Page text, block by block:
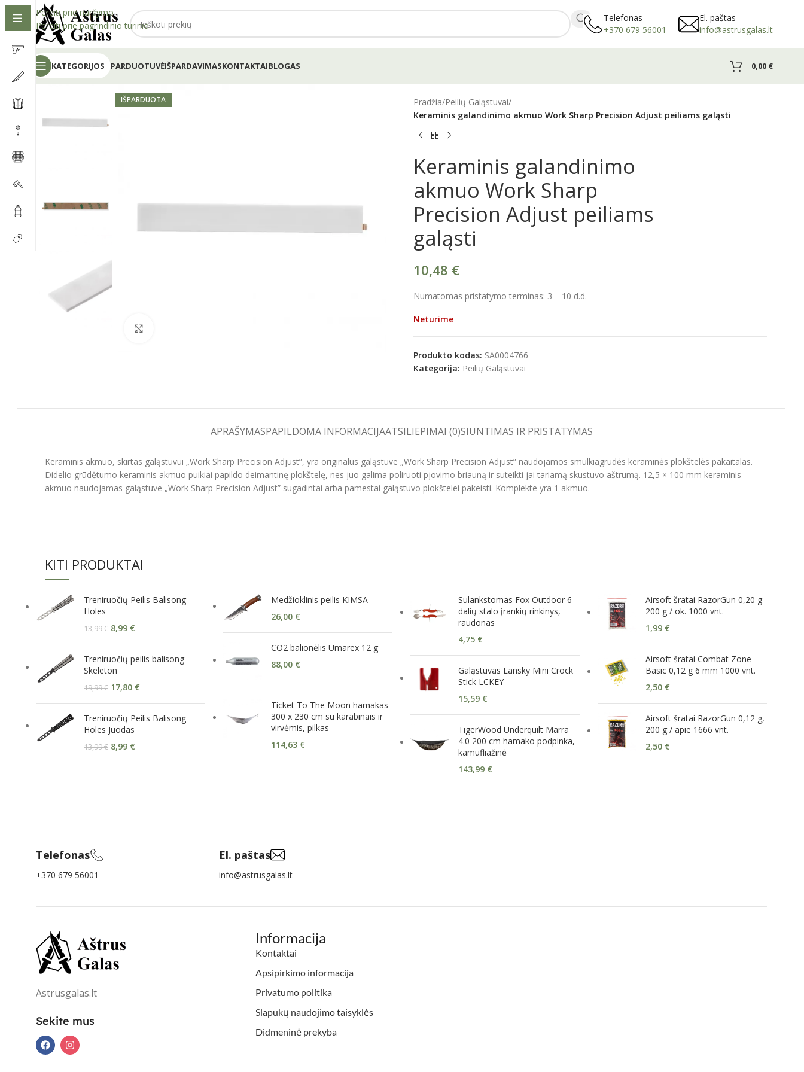
Pereiti prie naršymo
Pereiti prie pagrindinio turinio
Telefonas
+370 679 56001
El. paštas
info@astrusgalas.lt
KATEGORIJOS PARDUOTUVĖIŠPARDAVIMASKONTAKTAIBLOGAS 0,00 €
IŠPARDUOTA Pradžia/Peilių Galąstuvai/
Keraminis galandinimo akmuo Work Sharp Precision Adjust peiliams galąsti
Keraminis galandinimo
akmuo Work Sharp
Precision Adjust peiliams
galąsti
10,48 €
Numatomas pristatymo terminas: 3 – 10 d.d.
Neturime
Produkto kodas: SA0004766
Kategorija: Peilių Galąstuvai
APRAŠYMASPAPILDOMA INFORMACIJAATSILIEPIMAI (0)SIUNTIMAS IR PRISTATYMAS
Keraminis akmuo, skirtas galąstuvui „Work Sharp Precision Adjust”, yra originalus galąstuve „Work Sharp Precision Adjust” naudojamos smulkiagrūdės keraminės plokštelės pakaitalas.
Didelio grūdėtumo keraminis akmuo puikiai papildo deimantinę plokštelę, nes juo galima poliruoti pjovimo briauną ir suteikti jai tariamą skustuvo aštrumą. 12,5 × 100 mm keraminis
akmuo naudojamas galąstuve „Work Sharp Precision Adjust” sugadintai arba pamestai galąstuvo plokštelei pakeisti. Komplekte yra 1 akmuo.
KITI PRODUKTAI
Treniruočių Peilis Balisong
Holes
13,99€ 8,99 €
Treniruočių peilis balisong
Skeleton
19,99€ 17,80 €
Treniruočių Peilis Balisong
Holes Juodas
13,99€ 8,99 €
Medžioklinis peilis KIMSA
26,00 €
CO2 balionėlis Umarex 12 g
88,00 €
Ticket To The Moon hamakas
300 x 230 cm su karabinais ir
virvėmis, pilkas
114,63 €
Sulankstomas Fox Outdoor 6
dalių stalo įrankių rinkinys,
raudonas
4,75 €
Galąstuvas Lansky Mini Crock
Stick LCKEY
15,59 €
TigerWood Underquilt Marra
4.0 200 cm hamako podpinka,
kamufliažinė
143,99 €
Airsoft šratai RazorGun 0,20 g
200 g / ok. 1000 vnt.
1,99 €
Airsoft šratai Combat Zone
Basic 0,12 g 6 mm 1000 vnt.
2,50 €
Airsoft šratai RazorGun 0,12 g,
200 g / apie 1666 vnt.
2,50 €
Telefonas
+370 679 56001
El. paštas
info@astrusgalas.lt
Astrusgalas.lt
Sekite mus
Informacija
Kontaktai
Apsipirkimo informacija
Privatumo politika
Slapukų naudojimo taisyklės
Didmeninė prekyba